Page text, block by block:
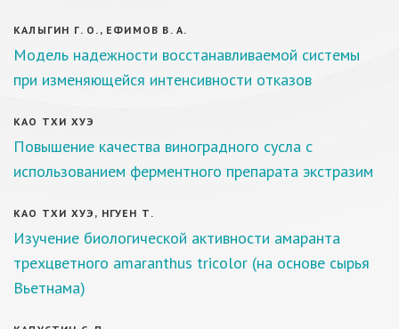
КАЛЫГИН Г. О., ЕФИМОВ В. А.
Модель надежности восстанавливаемой системы
при изменяющейся интенсивности отказов
КАО ТХИ ХУЭ
Повышение качества виноградного сусла с
использованием ферментного препарата экстразим
КАО ТХИ ХУЭ, НГУЕН Т.
Изучение биологической активности амаранта
трехцветного amaranthus tricolor (на основе сырья
Вьетнама)